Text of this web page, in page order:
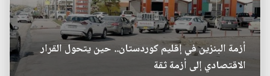
أزمة البنزين في إقليم كوردستان.. حين يتحول القرار
الاقتصادي إلى أزمة ثقة